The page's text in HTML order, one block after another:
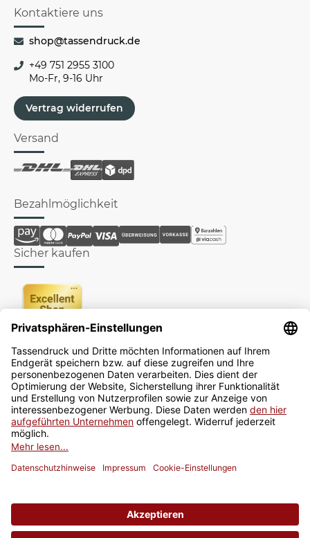
Kontaktiere uns
shop@tassendruck.de
+49 751 2955 3100
Mo-Fr, 9-16 Uhr
Vertrag widerrufen
Versand
Bezahlmöglichkeit
Sicher kaufen
Newsletter